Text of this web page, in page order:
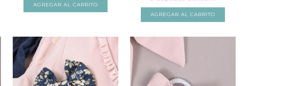
AGREGAR AL CARRITO
AGREGAR AL CARRITO